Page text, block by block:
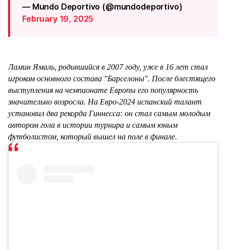
— Mundo Deportivo (@mundodeportivo)
February 19, 2025
Ламин Ямаль, родившийся в 2007 году, уже в 16 лет стал
игроком основного состава "Барселоны". После блестящего
выступления на чемпионате Европы его популярность
значительно возросла. На Евро-2024 испанский талант
установил два рекорда Гиннесса: он стал самым молодым
автором гола в истории турнира и самым юным
футболистом, который вышел на поле в финале.